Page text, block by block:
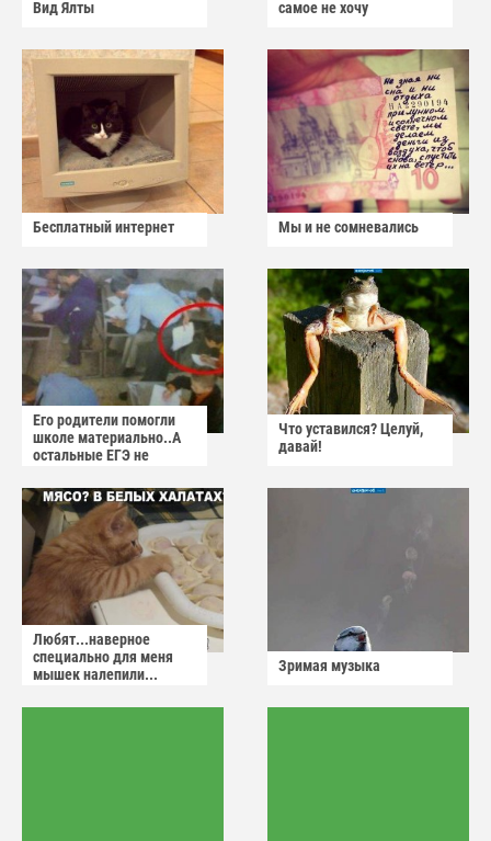
Вид Ялты
самое не хочу
Бесплатный интернет Мы и не сомневались
Его родители помогли
школе материально..А
остальные ЕГЭ не
Что уставился? Целуй,
давай!
Любят...наверное
специально для меня
мышек налепили...
Зримая музыка